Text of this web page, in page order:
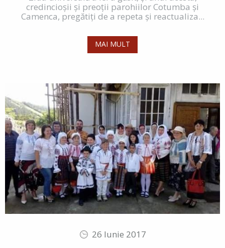
credincioșii și preoții parohiilor Cotumba și
Camenca, pregătiți de a repeta și reactualiza...
MAI MULT
26 Iunie 2017